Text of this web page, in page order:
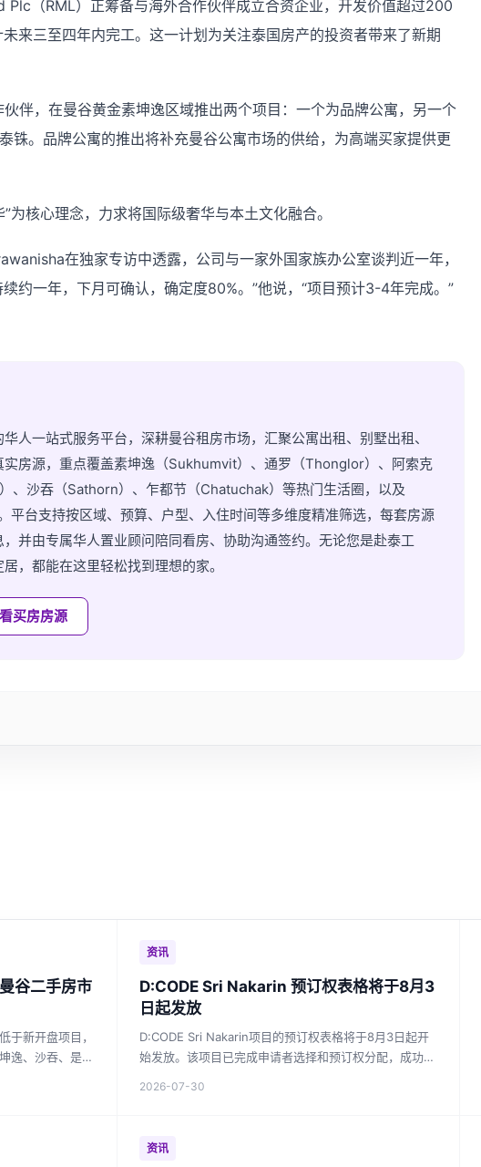
Plc（RML）正筹备与海外合作伙伴成立合资企业，开发价值超过200
来三至四年内完工。这一计划为关注泰国房产的投资者带来了新期
伴，在曼谷黄金素坤逸区域推出两个项目：一个为品牌公寓，另一个
铢。品牌公寓的推出将补充曼谷公寓市场的供给，为高端买家提供更
为核心理念，力求将国际级奢华与本土文化融合。
在独家专访中透露，公司与一家外国家族办公室谈判近一年，
约一年，下月可确认，确定度80%。”他说，“项目预计3-4年完成。”
人一站式服务平台，深耕曼谷租房市场，汇聚公寓出租、别墅出租、
实房源，重点覆盖素坤逸（Sukhumvit）、通罗（Thonglor）、阿索克
、沙吞（Sathorn）、乍都节（Chatuchak）等热门生活圈，以及
平台支持按区域、预算、户型、入住时间等多维度精准筛选，每套房源
并由专属华人置业顾问陪同看房、协助沟通签约。无论您是赴泰工
，都能在这里轻松找到理想的家。
买房房源
谷二手房市
于新开盘项目，
逸、沙吞、是隆
资讯
D:CODE Sri Nakarin 预订权表格将于8月3
日起发放
D:CODE Sri Nakarin项目的预订权表格将于8月3日起开
始发放。该项目已完成申请者选择和预订权分配，成功接
2026-07-30
资讯